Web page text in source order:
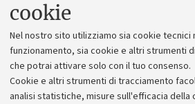
cookie
Nel nostro sito utilizziamo sia cookie tecnici
funzionamento, sia cookie e altri strumenti
che potrai attivare solo con il tuo consenso.
Cookie e altri strumenti di tracciamento
analisi statistiche, misure sull'efficacia della
Alumni
Piano strategico
Bilanci